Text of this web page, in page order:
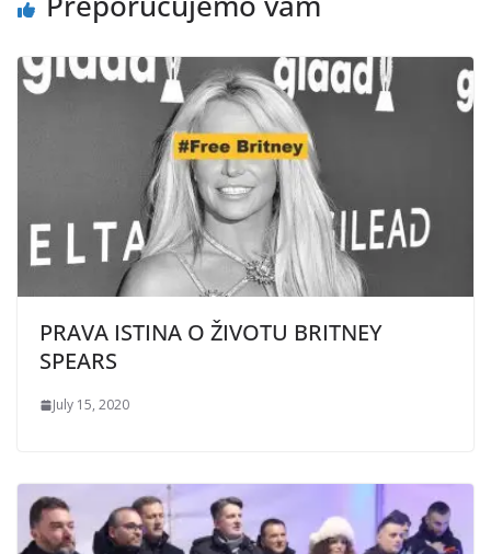
PRAVA ISTINA O ŽIVOTU BRITNEY
SPEARS
July 15, 2020